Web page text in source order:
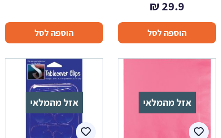
29.9
₪
הוספה לסל הוספה לסל
אזל מהמלאי אזל מהמלאי